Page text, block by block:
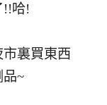
!!哈!
裏買東西
品~